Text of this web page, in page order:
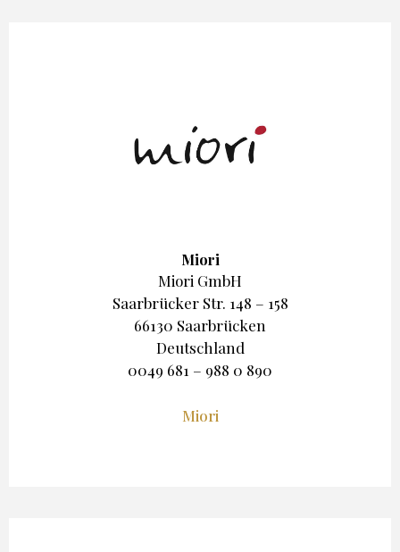
Miori
Miori GmbH
Saarbrücker Str. 148 – 158
66130 Saarbrücken
Deutschland
0049 681 – 988 0 890
Miori